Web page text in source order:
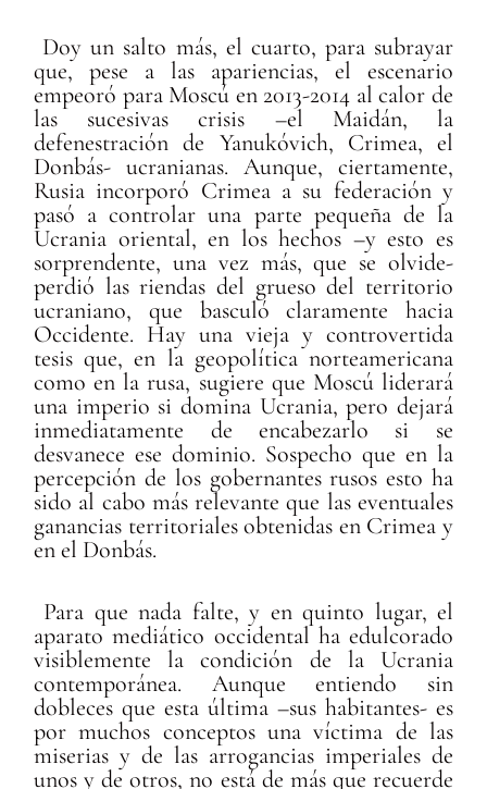
Doy un salto más, el cuarto, para subrayar
que, pese a las apariencias, el escenario
empeoró para Moscú en 2013-2014 al calor de
las sucesivas crisis –el Maidán, la
defenestración de Yanukóvich, Crimea, el
Donbás- ucranianas. Aunque, ciertamente,
Rusia incorporó Crimea a su federación y
pasó a controlar una parte pequeña de la
Ucrania oriental, en los hechos –y esto es
sorprendente, una vez más, que se olvide-
perdió las riendas del grueso del territorio
ucraniano, que basculó claramente hacia
Occidente. Hay una vieja y controvertida
tesis que, en la geopolítica norteamericana
como en la rusa, sugiere que Moscú liderará
una imperio si domina Ucrania, pero dejará
inmediatamente de encabezarlo si se
desvanece ese dominio. Sospecho que en la
percepción de los gobernantes rusos esto ha
sido al cabo más relevante que las eventuales
ganancias territoriales obtenidas en Crimea y
en el Donbás.
Para que nada falte, y en quinto lugar, el
aparato mediático occidental ha edulcorado
visiblemente la condición de la Ucrania
contemporánea. Aunque entiendo sin
dobleces que esta última –sus habitantes- es
por muchos conceptos una víctima de las
miserias y de las arrogancias imperiales de
unos y de otros, no está de más que recuerde